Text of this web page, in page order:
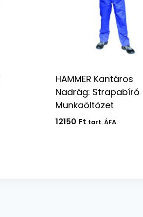
HAMMER Kantáros
Nadrág: Strapabíró
Munkaöltözet
12150 Ft tart. ÁFA